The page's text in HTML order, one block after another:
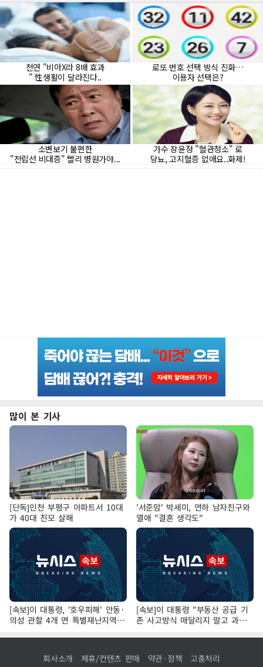
많이 본 기사
[단독]인천 부평구 아파트서 10대
가 40대 친모 살해
'서준맘' 박세미, 연하 남자친구와
열애 "결혼 생각도"
[속보]이 대통령, '호우피해' 안동·
의성 관할 4개 면 특별재난지역
선포
[속보]이 대통령 "부동산 공급 기
존 사고방식 매달리지 말고 과감
히 실천"
회사소개 제휴/컨텐츠 판매 약관·정책 고충처리